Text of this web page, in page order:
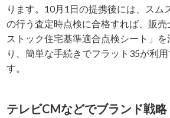
ります。10月1日の提携後には、スム
の行う査定時点検に合格すれば、販
ストック住宅基準適合点検シート」
り、簡単な手続きでフラット35が利
す。
テレビCMなどでブランド戦略